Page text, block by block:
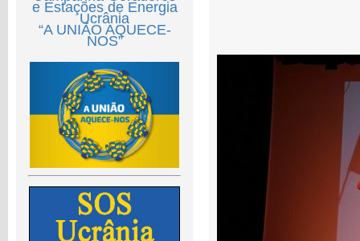
e Estações de Energia
Ucrânia
“A UNIÃO AQUECE-
NOS”